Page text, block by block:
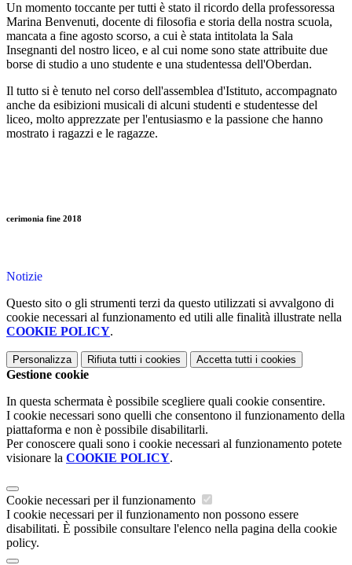
Un momento toccante per tutti è stato il ricordo della professoressa
Marina Benvenuti, docente di filosofia e storia della nostra scuola,
mancata a fine agosto scorso, a cui è stata intitolata la Sala
Insegnanti del nostro liceo, e al cui nome sono state attribuite due
borse di studio a uno studente e una studentessa dell'Oberdan.
Il tutto si è tenuto nel corso dell'assemblea d'Istituto, accompagnato
anche da esibizioni musicali di alcuni studenti e studentesse del
liceo, molto apprezzate per l'entusiasmo e la passione che hanno
mostrato i ragazzi e le ragazze.
cerimonia fine 2018
Notizie
Questo sito o gli strumenti terzi da questo utilizzati si avvalgono di
cookie necessari al funzionamento ed utili alle finalità illustrate nella
COOKIE POLICY.
Personalizza Rifiuta tutti i cookies Accetta tutti i cookies
Gestione cookie
In questa schermata è possibile scegliere quali cookie consentire.
I cookie necessari sono quelli che consentono il funzionamento della
piattaforma e non è possibile disabilitarli.
Per conoscere quali sono i cookie necessari al funzionamento potete
visionare la COOKIE POLICY.
Cookie necessari per il funzionamento
I cookie necessari per il funzionamento non possono essere
disabilitati. È possibile consultare l'elenco nella pagina della cookie
policy.